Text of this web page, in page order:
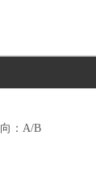
：A/B